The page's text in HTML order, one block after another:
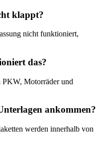
klappt?
nicht funktioniert,
das?
PKW, Motorräder und
ankommen?
werden innerhalb von